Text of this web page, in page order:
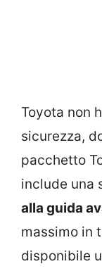
Toyota non
sicurezza,
pacchetto
include una
alla guida
massimo in
disponibile